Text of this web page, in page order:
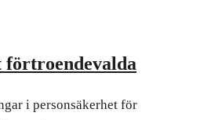
förtroendevalda
i personsäkerhet för